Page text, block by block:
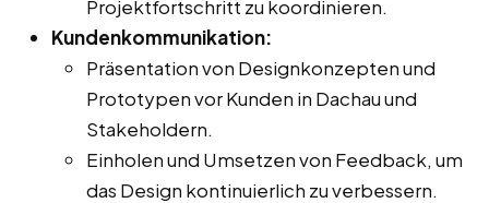
Projektfortschritt zu koordinieren.
Kundenkommunikation:
Präsentation von Designkonzepten und
Prototypen vor Kunden in Dachau und
Stakeholdern.
Einholen und Umsetzen von Feedback, um
das Design kontinuierlich zu verbessern.